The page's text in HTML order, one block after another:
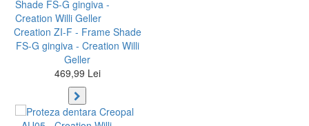
Creation ZI-F - Frame Shade
FS-G gingiva - Creation Willi
Geller
469,99 Lei